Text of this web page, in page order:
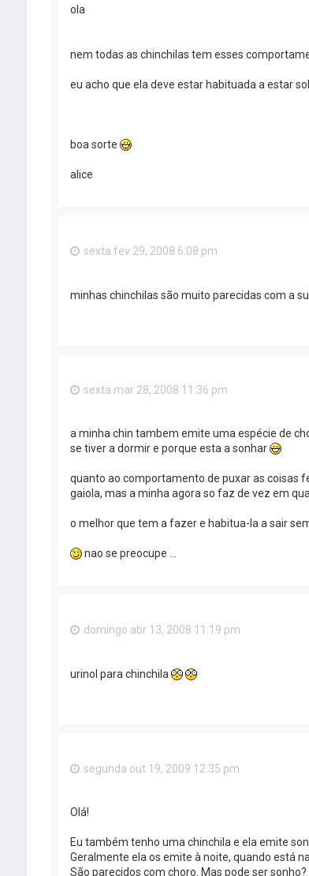
ola
nem todas as chinchilas tem esses
eu acho que ela deve estar habituada a estar
boa sorte
alice
sexta fev 29, 2008 6:08 pm
minhas chinchilas são muito parecidas com a
sexta mar 28, 2008 11:36 pm
a minha chin tambem emite uma espécie de
se tiver a dormir e porque esta a sonhar
quanto ao comportamento de puxar as coisas
gaiola, mas a minha agora so faz de vez em
o melhor que tem a fazer e habitua-la a sair
nao se preocupe ...
domingo abr 13, 2008 11:19 pm
urinol para chinchila
segunda out 19, 2009 12:35 pm
Olá!
Eu também tenho uma chinchila e ela emite
Geralmente ela os emite à noite, quando está
São parecidos com choro. Mas pode ser sonho?